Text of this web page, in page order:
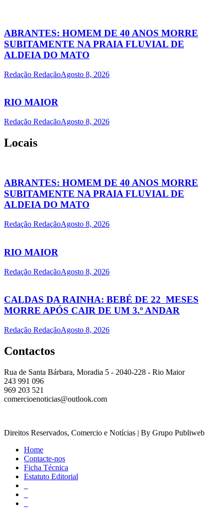
ABRANTES: HOMEM DE 40 ANOS MORRE
SUBITAMENTE NA PRAIA FLUVIAL DE
ALDEIA DO MATO
Redação RedaçãoAgosto 8, 2026
RIO MAIOR
Redação RedaçãoAgosto 8, 2026
Locais
ABRANTES: HOMEM DE 40 ANOS MORRE
SUBITAMENTE NA PRAIA FLUVIAL DE
ALDEIA DO MATO
Redação RedaçãoAgosto 8, 2026
RIO MAIOR
Redação RedaçãoAgosto 8, 2026
CALDAS DA RAINHA: BEBÉ DE 22 MESES
MORRE APÓS CAIR DE UM 3.º ANDAR
Redação RedaçãoAgosto 8, 2026
Contactos
Rua de Santa Bárbara, Moradia 5 - 2040-228 - Rio Maior
243 991 096
969 203 521
comercioenoticias@outlook.com
Direitos Reservados, Comercio e Notícias | By Grupo Publiweb
Home
Contacte-nos
Ficha Técnica
Estatuto Editorial